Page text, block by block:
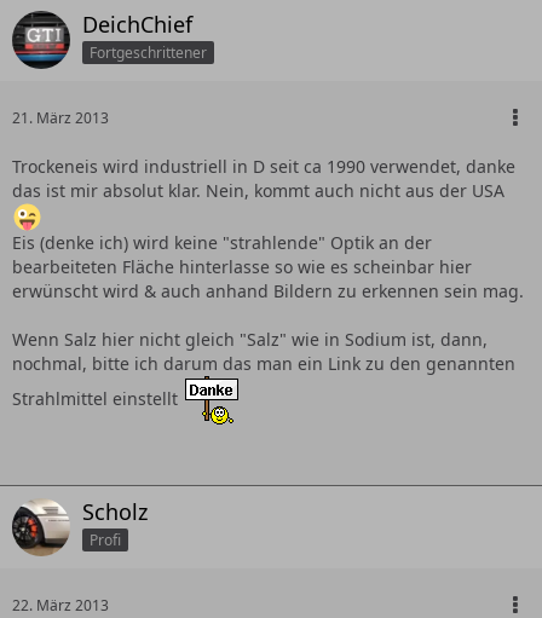
DeichChief
Fortgeschrittener
21. März 2013
Trockeneis wird industriell in D seit ca 1990 verwendet, danke
das ist mir absolut klar. Nein, kommt auch nicht aus der USA
Eis (denke ich) wird keine "strahlende" Optik an der
bearbeiteten Fläche hinterlasse so wie es scheinbar hier
erwünscht wird & auch anhand Bildern zu erkennen sein mag.
Wenn Salz hier nicht gleich "Salz" wie in Sodium ist, dann,
nochmal, bitte ich darum das man ein Link zu den genannten
Strahlmittel einstellt
Scholz
Profi
22. März 2013